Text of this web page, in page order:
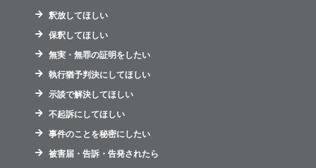
釈放してほしい
保釈してほしい
無実・無罪の証明をしたい
執行猶予判決にしてほしい
示談で解決してほしい
不起訴にしてほしい
事件のことを秘密にしたい
被害届・告訴・告発されたら